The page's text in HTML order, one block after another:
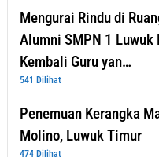
Mengurai Rindu di
Alumni SMPN 1 Luwuk
Kembali Guru yan…
541 Dilihat
Penemuan Kerangka
Molino, Luwuk Timur
474 Dilihat